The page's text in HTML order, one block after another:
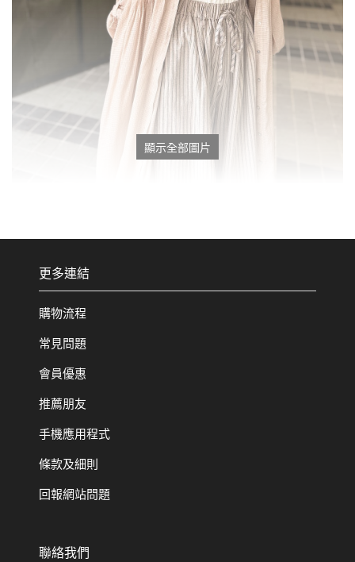
顯示全部圖片
更多連結
購物流程
常見問題
會員優惠
推薦朋友
手機應用程式
條款及細則
回報網站問題
聯絡我們